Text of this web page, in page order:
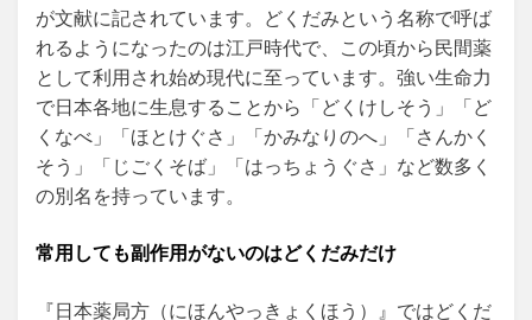
が文献に記されています。どくだみという名称で呼ば
れるようになったのは江戸時代で、この頃から民間薬
として利用され始め現代に至っています。強い生命力
で日本各地に生息することから「どくけしそう」「ど
くなべ」「ほとけぐさ」「かみなりのへ」「さんかく
そう」「じごくそば」「はっちょうぐさ」など数多く
の別名を持っています。
常用しても副作用がないのはどくだみだけ
『日本薬局方（にほんやっきょくほう）』ではどくだ